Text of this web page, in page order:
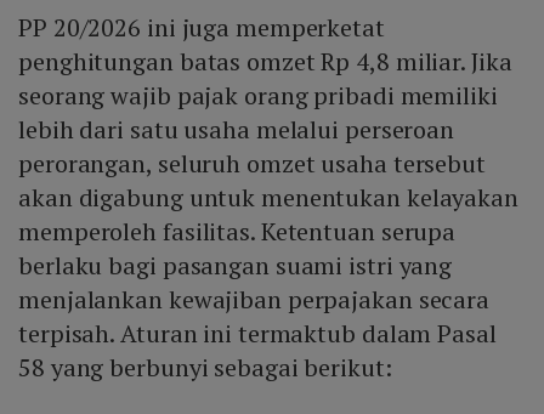
PP 20/2026 ini juga memperketat
penghitungan batas omzet Rp 4,8 miliar. Jika
seorang wajib pajak orang pribadi memiliki
lebih dari satu usaha melalui perseroan
perorangan, seluruh omzet usaha tersebut
akan digabung untuk menentukan kelayakan
memperoleh fasilitas. Ketentuan serupa
berlaku bagi pasangan suami istri yang
menjalankan kewajiban perpajakan secara
terpisah. Aturan ini termaktub dalam Pasal
58 yang berbunyi sebagai berikut: